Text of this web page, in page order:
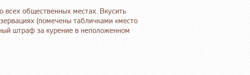
всех общественных местах. Вкусить
(помечены табличками «место
штраф за курение в неположенном